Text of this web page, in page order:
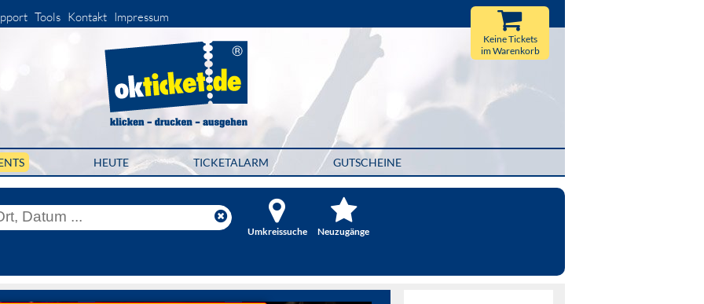
Tools Kontakt Impressum
HEUTE TICKETALARM GUTSCHEINE
Keine Tickets
im Warenkorb
Umkreissuche Neuzugänge